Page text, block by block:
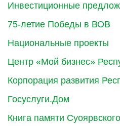
Инвестиционные
75-летие Победы в ВОВ
Национальные проекты
Центр «Мой бизнес»
Корпорация развития
Госуслуги.Дом
Книга памяти